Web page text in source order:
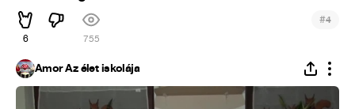
6 755
#4
Ámor Az élet iskolája